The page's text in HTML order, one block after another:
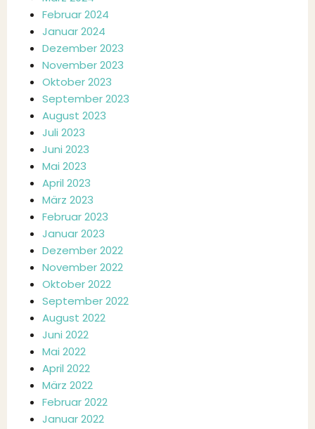
Februar 2024
Januar 2024
Dezember 2023
November 2023
Oktober 2023
September 2023
August 2023
Juli 2023
Juni 2023
Mai 2023
April 2023
März 2023
Februar 2023
Januar 2023
Dezember 2022
November 2022
Oktober 2022
September 2022
August 2022
Juni 2022
Mai 2022
April 2022
März 2022
Februar 2022
Januar 2022